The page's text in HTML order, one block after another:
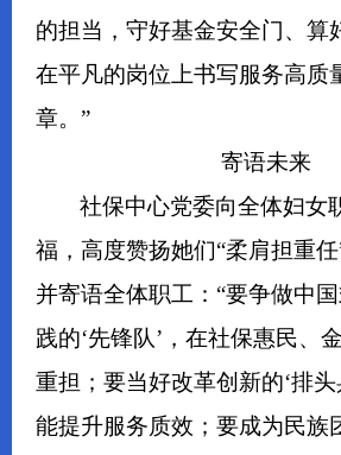
的担当，守好基金安全门、算
在平凡的岗位上书写服务高质
章。”
寄语未来
社保中心党委向全体妇女
福，高度赞扬她们“柔肩担重任
并寄语全体职工：“要争做中
践的‘先锋队’，在社保惠民、
重担；要当好改革创新的‘排
能提升服务质效；要成为民族